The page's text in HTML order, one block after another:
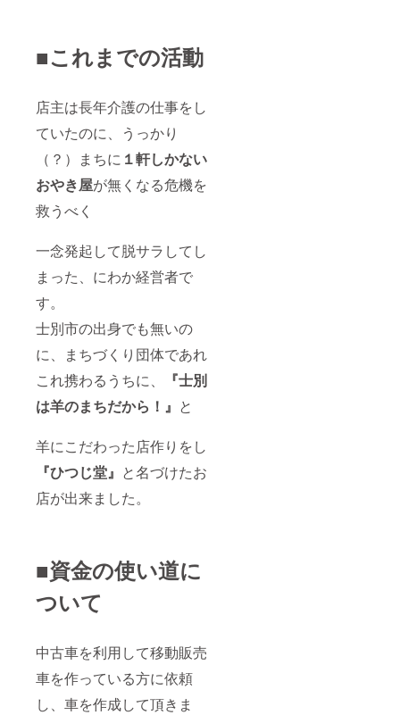
■これまでの活動
店主は長年介護の仕事をし
ていたのに、うっかり
（？）まちに １軒しかない
おやき屋が無くなる危機を
救うべく
一念発起して脱サラしてし
まった、にわか経営者で
す。
士別市の出身でも無いの
に、まちづくり団体であれ
これ携わるうちに、
『士別
は羊のまちだから！』 と
羊にこだわった店作りをし
『ひつじ堂』 と名づけたお
店が出来ました。
■資金の使い道に
ついて
中古車を利用して移動販売
車を作っている方に依頼
し、車を作成して頂きま